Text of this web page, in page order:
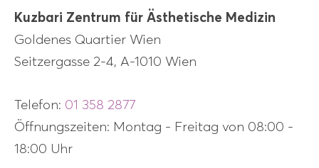
Kuzbari Zentrum für Ästhetische Medizin
Goldenes Quartier Wien
Seitzergasse 2-4, A-1010 Wien
Telefon: 01 358 2877
Öffnungszeiten: Montag - Freitag von 08:00 -
18:00 Uhr